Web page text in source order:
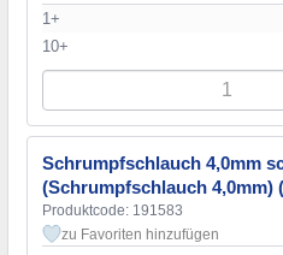
1+
10+
Schrumpfschlauch 4,0mm
(Schrumpfschlauch 4,0mm)
Produktcode: 191583
zu Favoriten hinzufügen